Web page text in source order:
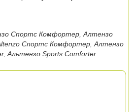
Спортс Комфортер, Алтензо
Спортс Комфортер, Алтензо
Альтензо Sports Comforter.